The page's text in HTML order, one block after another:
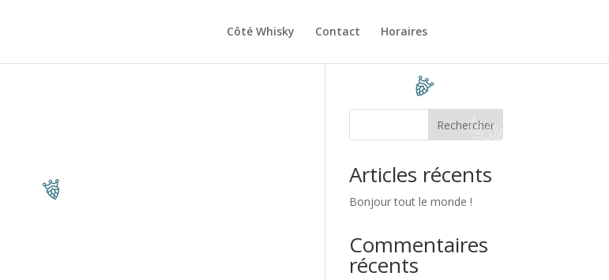
Côté Whisky Contact Horaires
Rechercher
Articles récents
Bonjour tout le monde !
Commentaires
récents